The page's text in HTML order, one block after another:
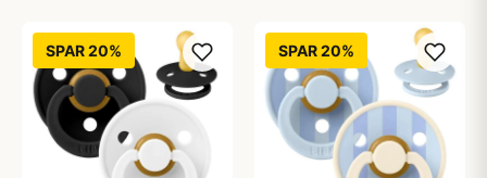
SPAR 20% SPAR 20%